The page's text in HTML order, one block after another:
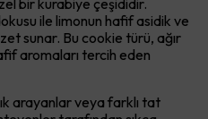
bir kurabiye çeşididir.
ile limonun hafif asidik ve
sunar. Bu cookie türü, ağır
aromaları tercih eden
arayanlar veya farklı tat